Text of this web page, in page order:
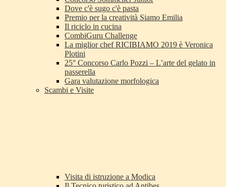
Dove c'è sugo c'è pasta
Premio per la creatività Siamo Emilia
Il riciclo in cucina
CombiGuru Challenge
La miglior chef RICIBIAMO 2019 è Veronica
Plotini
25° Concorso Carlo Pozzi – L’arte del gelato in
passerella
Gara valutazione morfologica
Scambi e Visite
Visita di istruzione a Modica